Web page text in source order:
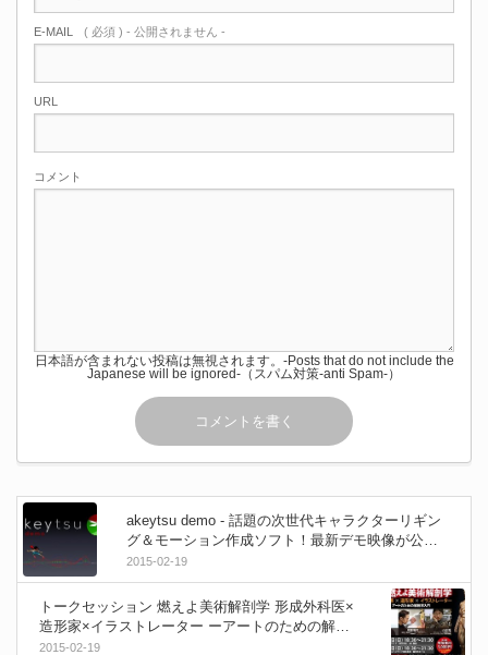
E-MAIL ( 必須 ) - 公開されません -
URL
コメント
日本語が含まれない投稿は無視されます。-Posts that do not include the
Japanese will be ignored-（スパム対策-anti Spam-）
akeytsu demo - 話題の次世代キャラクターリギン
グ＆モーション作成ソフト！最新デモ映像が公
開！
2015-02-19
トークセッション 燃えよ美術解剖学 形成外科医×
造形家×イラストレーター ーアートのための解剖
学入門ー 大阪（3月15日）東京（3月22日）開催！
2015-02-19